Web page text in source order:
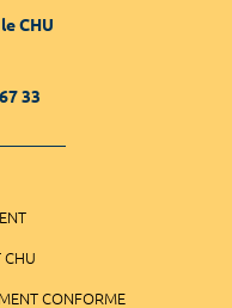
CHU
33
CHU
CONFORME